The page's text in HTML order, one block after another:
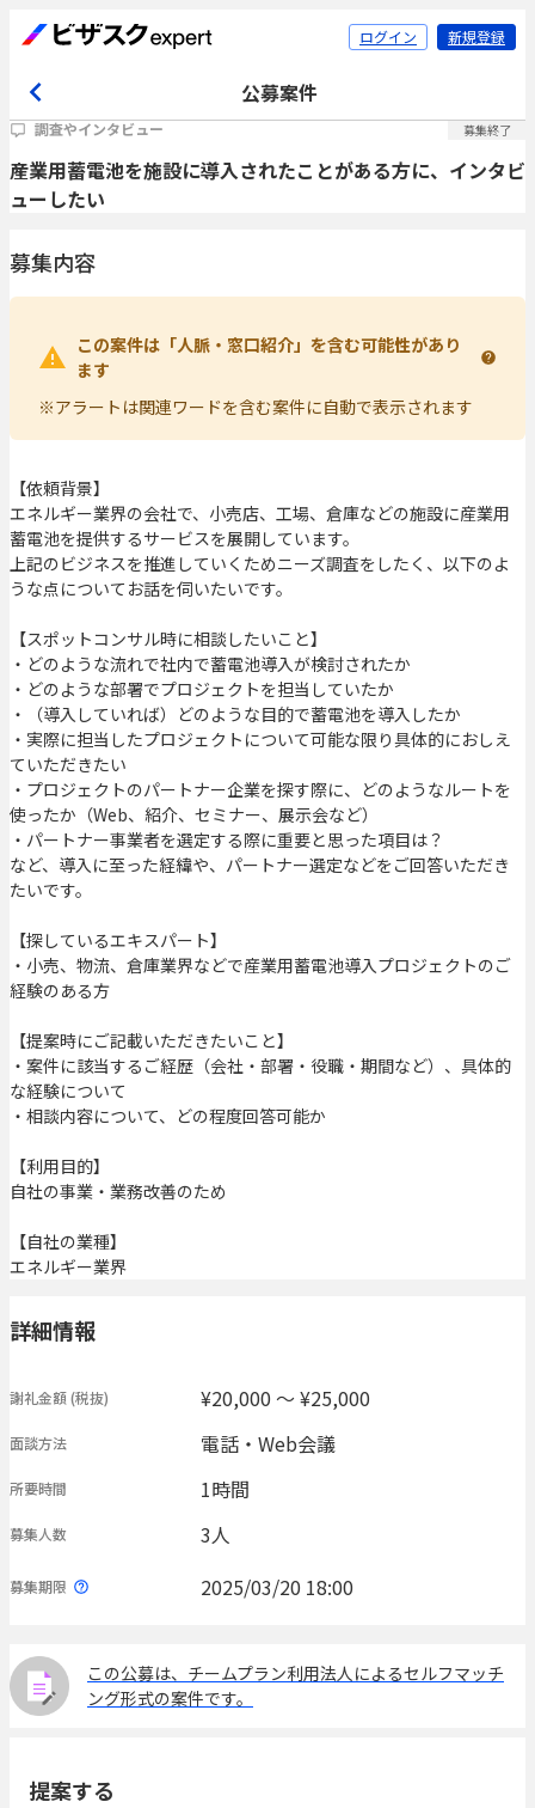
ログイン 新規登録
公募案件
調査やインタビュー 募集終了
産業用蓄電池を施設に導入されたことがある方に、インタビ
ューしたい
募集内容
この案件は「人脈・窓口紹介」を含む可能性があり
ます
※アラートは関連ワードを含む案件に自動で表示されます
【依頼背景】
エネルギー業界の会社で、小売店、工場、倉庫などの施設に産業用
蓄電池を提供するサービスを展開しています。
上記のビジネスを推進していくためニーズ調査をしたく、以下のよ
うな点についてお話を伺いたいです。
【スポットコンサル時に相談したいこと】
・どのような流れで社内で蓄電池導入が検討されたか
・どのような部署でプロジェクトを担当していたか
・（導入していれば）どのような目的で蓄電池を導入したか
・実際に担当したプロジェクトについて可能な限り具体的におしえ
ていただきたい
・プロジェクトのパートナー企業を探す際に、どのようなルートを
使ったか（Web、紹介、セミナー、展示会など）
・パートナー事業者を選定する際に重要と思った項目は？
など、導入に至った経緯や、パートナー選定などをご回答いただき
たいです。
【探しているエキスパート】
・小売、物流、倉庫業界などで産業用蓄電池導入プロジェクトのご
経験のある方
【提案時にご記載いただきたいこと】
・案件に該当するご経歴（会社・部署・役職・期間など）、具体的
な経験について
・相談内容について、どの程度回答可能か
【利用目的】
自社の事業・業務改善のため
【自社の業種】
エネルギー業界
詳細情報
謝礼金額(税抜) ¥20,000 〜 ¥25,000
面談方法 電話・Web会議
所要時間 1時間
募集人数 3人
募集期限 2025/03/20 18:00
この公募は、チームプラン利用法人によるセルフマッチ
ング形式の案件です。
提案する